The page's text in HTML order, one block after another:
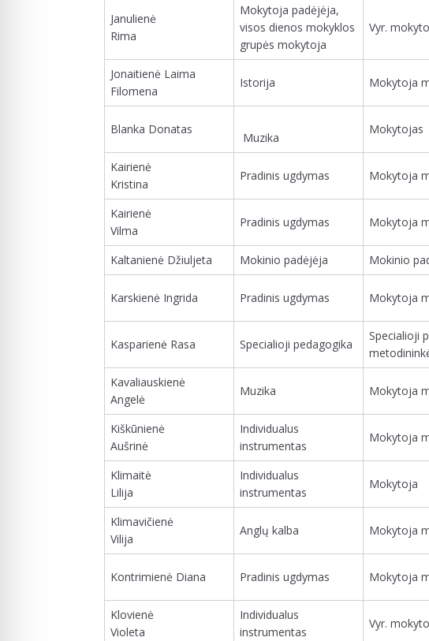
Janulienė
Rima
Mokytoja padėjėja,
visos dienos mokyklos
grupės mokytoja
Vyr.
Jonaitienė Laima
Filomena
Istorija Mokytoja
Blanka Donatas
Muzika
Mokytojas
Kairienė
Kristina
Pradinis ugdymas Mokytoja
Kairienė
Vilma
Pradinis ugdymas Mokytoja
Kaltanienė Džiuljeta
Mokinio padėjėja Mokinio
Karskienė Ingrida Pradinis ugdymas Mokytoja
Kasparienė Rasa Specialioji pedagogika
Specialioji
Kavaliauskienė
Angelė
Muzika Mokytoja
Kiškūnienė
Aušrinė
Individualus
instrumentas
Mokytoja
Klimaitė
Lilija
Individualus
instrumentas
Mokytoja
Klimavičienė
Vilija
Anglų kalba Mokytoja
Kontrimienė Diana Pradinis ugdymas Mokytoja
Klovienė
Violeta
Individualus
instrumentas
Vyr.